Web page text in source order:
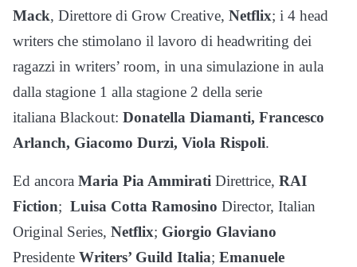
Mack, Direttore di Grow Creative, Netflix; i 4 head
writers che stimolano il lavoro di headwriting dei
ragazzi in writers’ room, in una simulazione in aula
dalla stagione 1 alla stagione 2 della serie
italiana Blackout: Donatella Diamanti, Francesco
Arlanch, Giacomo Durzi, Viola Rispoli.
Ed ancora Maria Pia Ammirati Direttrice, RAI
Fiction; Luisa Cotta Ramosino Director, Italian
Original Series, Netflix; Giorgio Glaviano
Presidente Writers’ Guild Italia; Emanuele